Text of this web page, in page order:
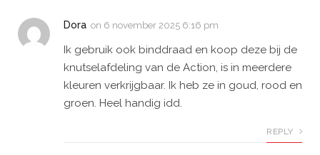
Dora on 6 november 2025 6:16 pm
Ik gebruik ook binddraad en koop deze bij de
knutselafdeling van de Action, is in meerdere
kleuren verkrijgbaar. Ik heb ze in goud, rood en
groen. Heel handig idd.
REPLY